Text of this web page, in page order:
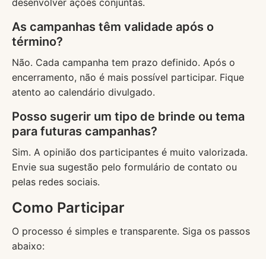
desenvolver ações conjuntas.
As campanhas têm validade após o
término?
Não. Cada campanha tem prazo definido. Após o
encerramento, não é mais possível participar. Fique
atento ao calendário divulgado.
Posso sugerir um tipo de brinde ou tema
para futuras campanhas?
Sim. A opinião dos participantes é muito valorizada.
Envie sua sugestão pelo formulário de contato ou
pelas redes sociais.
Como Participar
O processo é simples e transparente. Siga os passos
abaixo: